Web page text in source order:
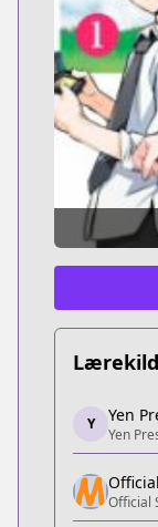
Yen Press
Yen Press
https://
Official
Official
Y Yen
Yen
Official